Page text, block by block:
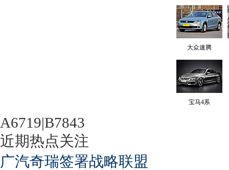
大众速腾
宝马4系
A6719|B7843
近期热点关注
广汽奇瑞签署战略联盟